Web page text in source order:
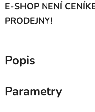
E-SHOP NENÍ
PRODEJNY!
Popis
Parametry